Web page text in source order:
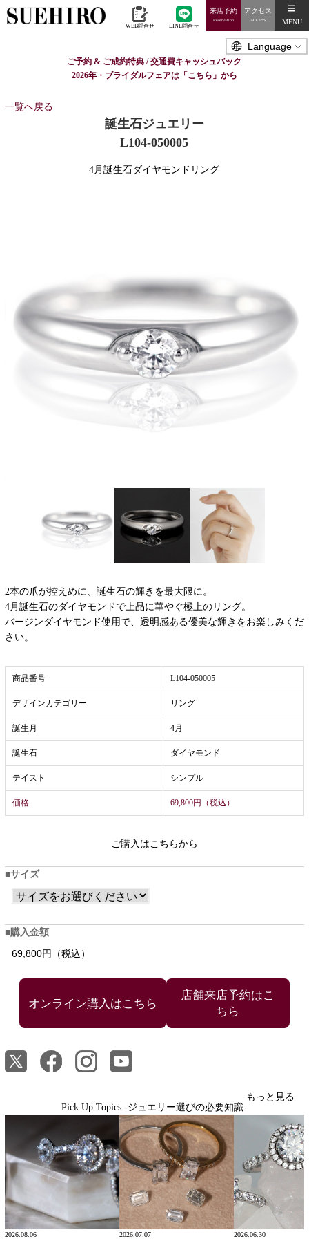
WEB問合せ LINE問合せ
来店予約
Reservation
アクセス
ACCESS MENU
ご予約 & ご成約特典 / 交通費キャッシュバック
2026年・ブライダルフェアは「こちら」から
一覧へ戻る
誕生石ジュエリー
L104-050005
4月誕生石ダイヤモンドリング
2本の爪が控えめに、誕生石の輝きを最大限に。
4月誕生石のダイヤモンドで上品に華やぐ極上のリング。
バージンダイヤモンド使用で、透明感ある優美な輝きをお楽しみくだ
さい。
商品番号 L104-050005
デザインカテゴリー リング
誕生月 4月
誕生石 ダイヤモンド
テイスト シンプル
価格 69,800円（税込）
ご購入はこちらから
サイズ
購入金額
69,800円（税込）
店舗来店予約はこ
ちら
Pick Up Topics -ジュエリー選びの必要知識-
もっと見る
2026.08.06 2026.07.07 2026.06.30